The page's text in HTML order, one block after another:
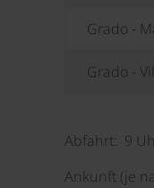
Grado -
Grado -
Abfahrt: 9
Ankunft (je